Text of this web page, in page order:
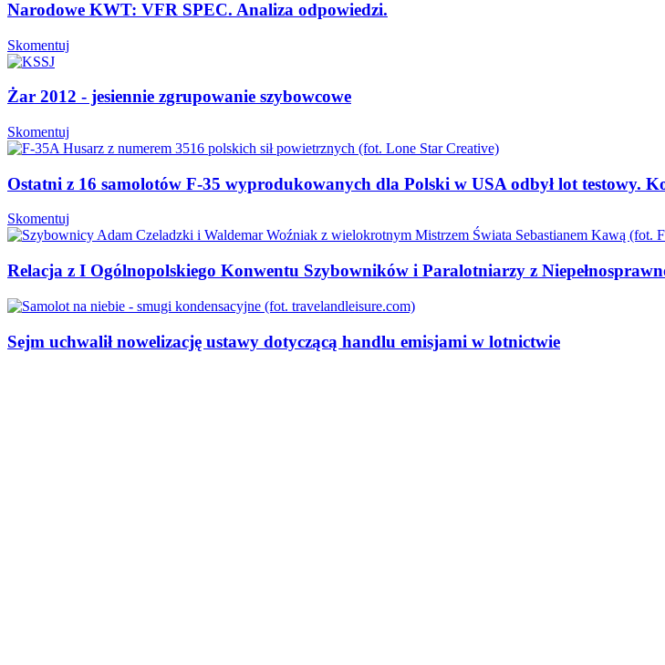
Narodowe KWT: VFR SPEC. Analiza odpowiedzi.
Skomentuj
Żar 2012 - jesiennie zgrupowanie szybowcowe
Skomentuj
Ostatni z 16 samolotów F-35 wyprodukowanych dla Polski w USA odbył lot testowy.
Skomentuj
Relacja z I Ogólnopolskiego Konwentu Szybowników i Paralotniarzy z
Sejm uchwalił nowelizację ustawy dotyczącą handlu emisjami w lotnictwie